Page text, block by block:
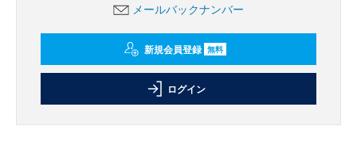
メールバックナンバー
新規会員登録 無料
ログイン